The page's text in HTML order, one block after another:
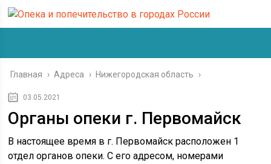
Главная › Адреса › Нижегородская область ›
03.05.2021
Органы опеки г. Первомайск
В настоящее время в г. Первомайск расположен 1
отдел органов опеки. С его адресом, номерами